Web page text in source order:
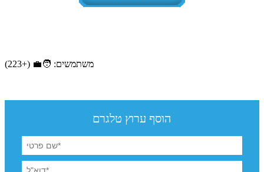
משתמשים: 🧑‍💼 (+223)
הוסף ערוץ טלגרם